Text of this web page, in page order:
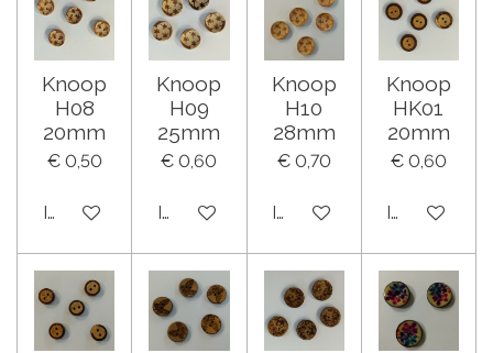
Knoop
H08
20mm
€ 0,50
In winkelwagen
Knoop
H09
25mm
€ 0,60
In winkelwagen
Knoop
H10
28mm
€ 0,70
In winkelwagen
Knoop
HK01
20mm
€ 0,60
In